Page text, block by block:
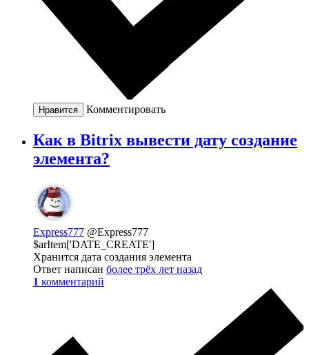
Нравится Комментировать
Как в Bitrix вывести дату создание
элемента?
Express777 @Express777
$arItem['DATE_CREATE']
Хранится дата создания элемента
Ответ написан более трёх лет назад
1 комментарий